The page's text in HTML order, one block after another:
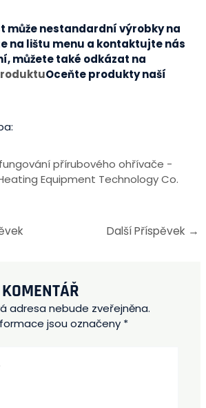
může nestandardní výrobky na
na lištu menu a kontaktujte nás
můžete také odkázat na
Oceňte produkty naší
přírubového ohřívače -
Equipment Technology Co.
Další Příspěvek →
adresa nebude zveřejněna.
jsou označeny *